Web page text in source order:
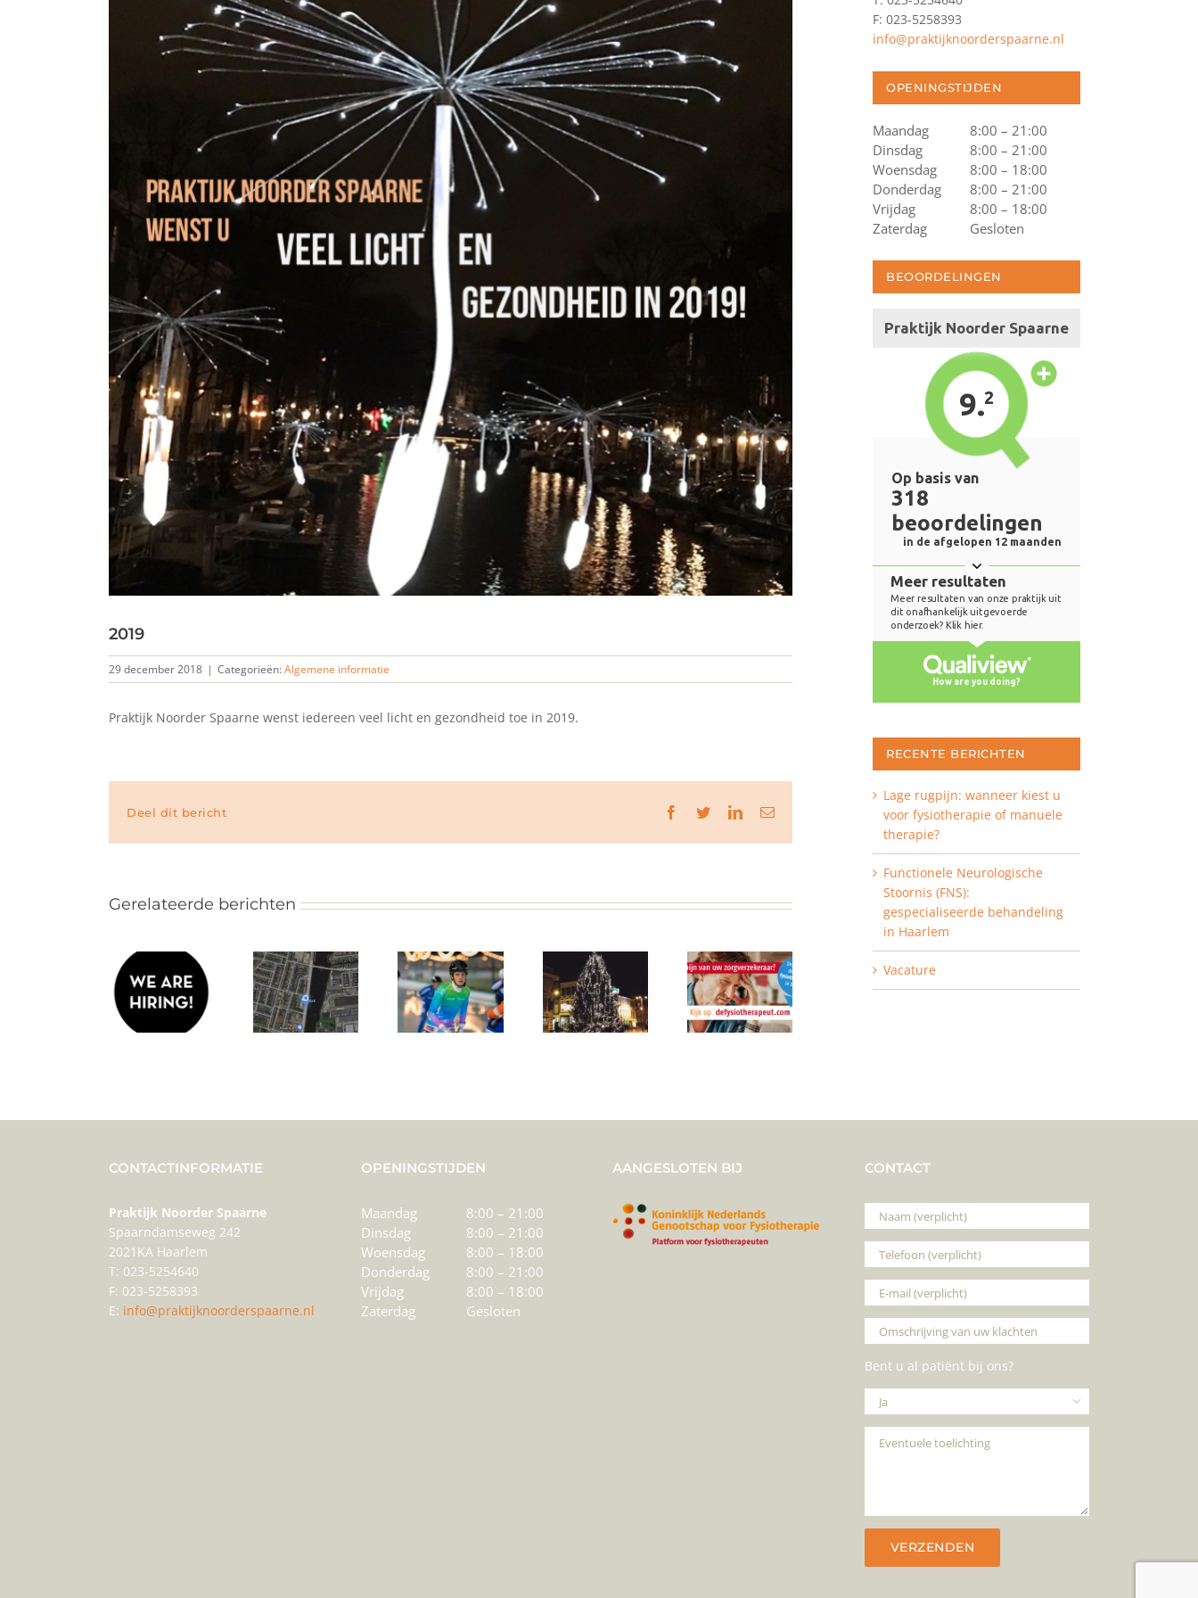
2019
29 december 2018 | Categorieën:Algemene informatie
Praktijk Noorder Spaarne wenst iedereen veel licht en gezondheid toe in 2019.
Deel dit bericht Facebook
TwitterLinkedIn
E-
Gerelateerde berichten
F: 023-5258393
info@praktijknoorderspaarne.nl
OPENINGSTIJDEN
Maandag
8:00 – 21:00
Dinsdag
8:00 – 21:00
Woensdag
8:00 – 18:00
Donderdag
8:00 – 21:00
Vrijdag
8:00 – 18:00
Zaterdag
Gesloten
BEOORDELINGEN
RECENTE BERICHTEN
Lage rugpijn: wanneer kiest u
voor fysiotherapie of manuele
therapie?
Functionele Neurologische
Stoornis (FNS):
gespecialiseerde behandeling
in Haarlem
Vacature
CONTACTINFORMATIE
Praktijk Noorder Spaarne
Spaarndamseweg 242
2021KA Haarlem
T: 023-5254640
F: 023-5258393
E: info@praktijknoorderspaarne.nl
OPENINGSTIJDEN
Maandag
8:00 – 21:00
Dinsdag
8:00 – 21:00
Woensdag
8:00 – 18:00
Donderdag
8:00 – 21:00
Vrijdag
8:00 – 18:00
Zaterdag
Gesloten
AANGESLOTEN BIJ CONTACT
Bent u al patiënt bij ons?
